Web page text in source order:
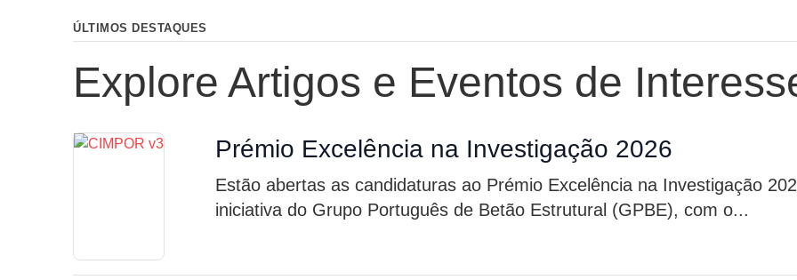
ÚLTIMOS DESTAQUES
Explore Artigos e Eventos de
Prémio Excelência na Investigação 2026
Estão abertas as candidaturas ao Prémio Excelência na Investigação
iniciativa do Grupo Português de Betão Estrutural (GPBE), com o...